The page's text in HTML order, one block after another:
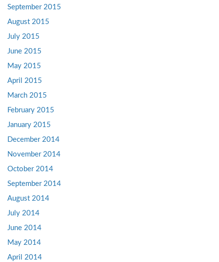
September 2015
August 2015
July 2015
June 2015
May 2015
April 2015
March 2015
February 2015
January 2015
December 2014
November 2014
October 2014
September 2014
August 2014
July 2014
June 2014
May 2014
April 2014